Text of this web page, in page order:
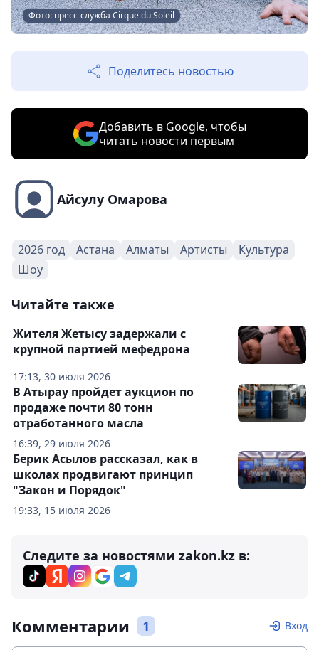
Фото: пресс-служба Cirque du Soleil
Поделитесь новостью
Добавить в Google, чтобы
читать новости первым
Айсулу Омарова
2026 год Астана Алматы Артисты
Культура
Шоу
Читайте также
17:13, 30 июля 2026
Жителя Жетысу задержали с
крупной партией мефедрона
16:39, 29 июля 2026
В Атырау пройдет аукцион по
продаже почти 80 тонн
отработанного масла
19:33, 15 июля 2026
Берик Асылов рассказал, как в
школах продвигают принцип
"Закон и Порядок"
Следите за новостями zakon.kz в:
Комментарии 1 Вход